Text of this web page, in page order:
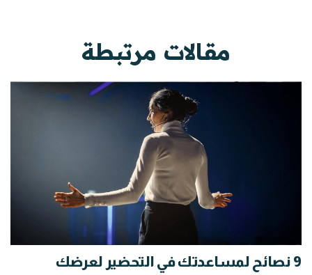
مقالات مرتبطة
9 نصائح لمساعدتك في التحضير لعرضك